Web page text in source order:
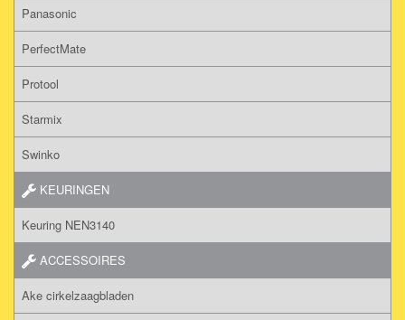
Panasonic
PerfectMate
Protool
Starmix
Swinko
KEURINGEN
Keuring NEN3140
ACCESSOIRES
Ake cirkelzaagbladen